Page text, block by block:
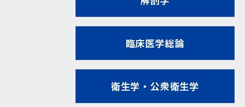
臨床医学総論
衛生学・公衆衛生学